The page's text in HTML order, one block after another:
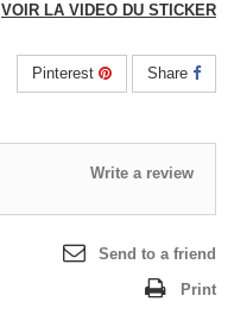
VOIR LA VIDEO DU STICKER
Write a review
Send to a friend
Print